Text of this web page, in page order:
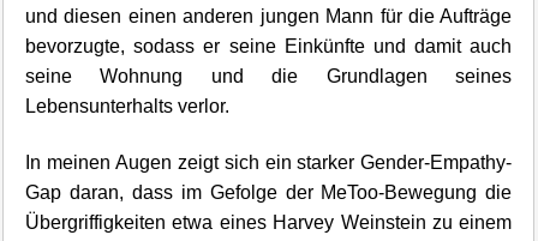
und diesen einen anderen jungen Mann für die Aufträge
bevorzugte, sodass er seine Einkünfte und damit auch
seine Wohnung und die Grundlagen seines
Lebensunterhalts verlor.
In meinen Augen zeigt sich ein starker Gender-Empathy-
Gap daran, dass im Gefolge der MeToo-Bewegung die
Übergriffigkeiten etwa eines Harvey Weinstein zu einem